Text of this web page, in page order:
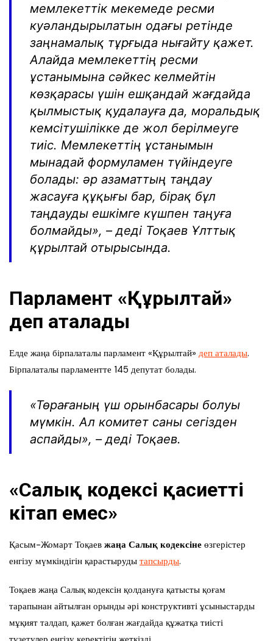
мемлекеттік мекемеде ресми
куәландырылатын одағы ретінде
заңнамалық тұрғыда нығайту қажет.
Алайда мемлекеттің ресми
ұстанымына сәйкес келмейтін
көзқарасы үшін ешқандай жағдайда
қылмыстық қудалауға да, моральдық
кемсітушілікке де жол берілмеуге
тиіс. Мемлекеттің ұстанымын
мынадай формуламен түйіндеуге
болады: әр азаматтың таңдау
жасауға құқығы бар, бірақ бұл
таңдауды ешкімге күшпен таңуға
болмайды», – деді Тоқаев Ұлттық
құрылтай отырысында.
Парламент «Құрылтай»
деп аталады
Елде жаңа бірпалаталы парламент «Құрылтай» деп аталады.
Бірпалаталы парламентте 145 депутат болады.
«Төрағаның үш орынбасары болуы
мүмкін. Ал комитет саны сегізден
аспайды», – деді Тоқаев.
«Салық кодексі қасиетті
кітап емес»
Қасым-Жомарт Тоқаев жаңа Салық кодексіне өзгерістер
енгізу мүмкіндігін қарастыруды тапсырды.
Тоқаев жаңа Салық кодексін қолдануға қатысты қоғам
тарапынан айтылған орынды әрі конструктивті ұсыныстарды
мұқият талдап, қажет болған жағдайда құжатқа тиісті